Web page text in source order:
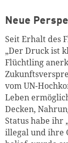
Neue
Seit Erhalt des
„Der Druck ist
Flüchtling
vom UN-
Leben
Decken,
Status habe ihr
illegal und ihre